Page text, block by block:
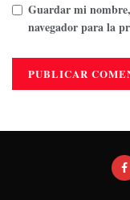
Guardar mi
navegador para la